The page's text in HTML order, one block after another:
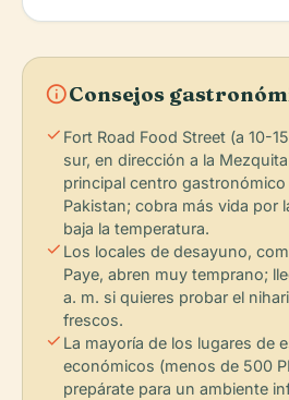
infoConsejos
check Fort Road Food Street (a 10-
sur, en dirección a la
principal centro
Pakistan; cobra más vida por
baja la temperatura.
check Los locales de desayuno,
Paye, abren muy temprano;
a. m. si quieres probar el
frescos.
check La mayoría de los lugares de
económicos (menos de 500
prepárate para un ambiente